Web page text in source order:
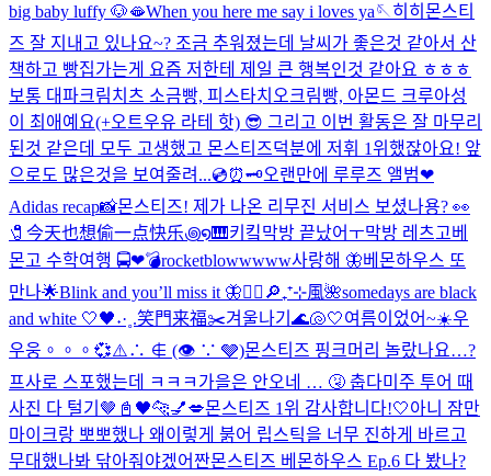
big baby luffy 🐶🫦When you here me say i loves ya🪡히히 몬스티
즈 잘 지내고 있나요~? 조금 추워졌는데 날씨가 좋은것 같아서 산
책하고 빵집가는게 요즘 저한테 제일 큰 행복인것 같아요 ㅎㅎㅎ
보통 대파크림치츠 소금빵, 피스타치오크림빵, 아몬드 크루아성
이 최애예요(+오트우유 라테 핫) 😎 그리고 이번 활동은 잘 마무리
된것 같은데 모두 고생했고 몬스티즈덕분에 저휘 1위했잖아요! 앞
으로도 많은것을 보여줄려...💿⏰🗝️오랜만에 루루즈 앨범❤︎
Adidas recap📸몬스티즈! 제가 나온 리무진 서비스 보셨나용? 👀
🧷今天也想偷一点快乐꩜໑🎹키킼막방 끝났어ㅜ막방 레츠고베
몬고 수학여행 🚍❤︎💣rocketblowwwww사랑해 🦋베몬하우스 또
만나🌟Blink and you’ll miss it 🦋❤️‍🔥 🔎₊⁺⊹風🌺somedays are black
and white 🤍🖤˖·˳.笑門来福✂️겨울나기 🌊🐚🤍여름이었어~☀️우
우웅。。。💞⚠️∴ ∉ (👁 ∵ 🩶)몬스티즈 핑크머리 놀랐나요…?
프사로 스포했는데 ㅋㅋㅋ 가을은 안오네 … 🤧 춥다미주 투어 때
사진 다 털기🤎 📓🖤🐆💅💋몬스티즈 1위 감사합니다!🤍아니 잠만
마이크랑 뽀뽀했나 왜이렇게 붉어 립스틱을 너무 진하게 바르고
무대했나봐 닦아줘야겠어짠몬스티즈 베몬하우스 Ep.6 다 봤나?